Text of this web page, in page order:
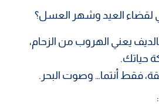
لقضاء العيد وشهر العسل؟
يعني الهروب من الزحام،
حياتك.
فقط أنتما… وصوت البحر.